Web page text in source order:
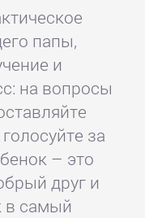
папы,
и
на вопросы
за
– это
друг и
в самый